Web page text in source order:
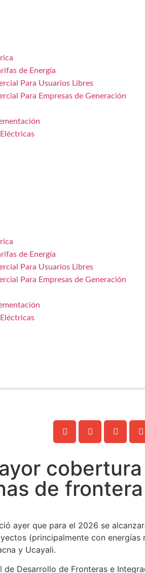
de Energía
Para Usuarios Libres
Para Empresas de Generación
de Energía
Para Usuarios Libres
Para Empresas de Generación
de frontera
ayer que para el 2026 se
(principalmente con
y Ucayali.
Desarrollo de Fronteras e